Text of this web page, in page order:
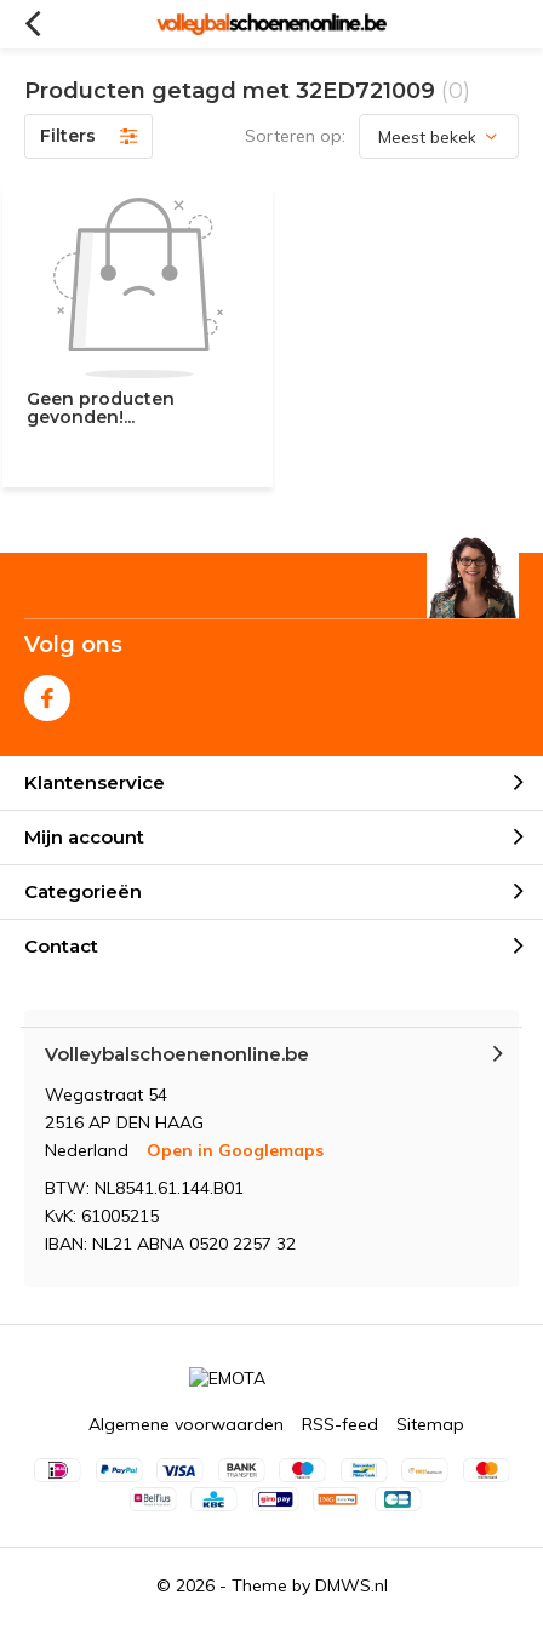
Producten getagd met 32ED721009 (0)
Filters Sorteren op:
Geen producten
gevonden!...
Volg ons
Klantenservice
Mijn account
Categorieën
Contact
Volleybalschoenenonline.be
Wegastraat 54
2516 AP DEN HAAG
Nederland
Open in Googlemaps
BTW: NL8541.61.144.B01
KvK: 61005215
IBAN: NL21 ABNA 0520 2257 32
© 2026 - Theme by DMWS.nl
Algemene voorwaarden RSS-feed Sitemap